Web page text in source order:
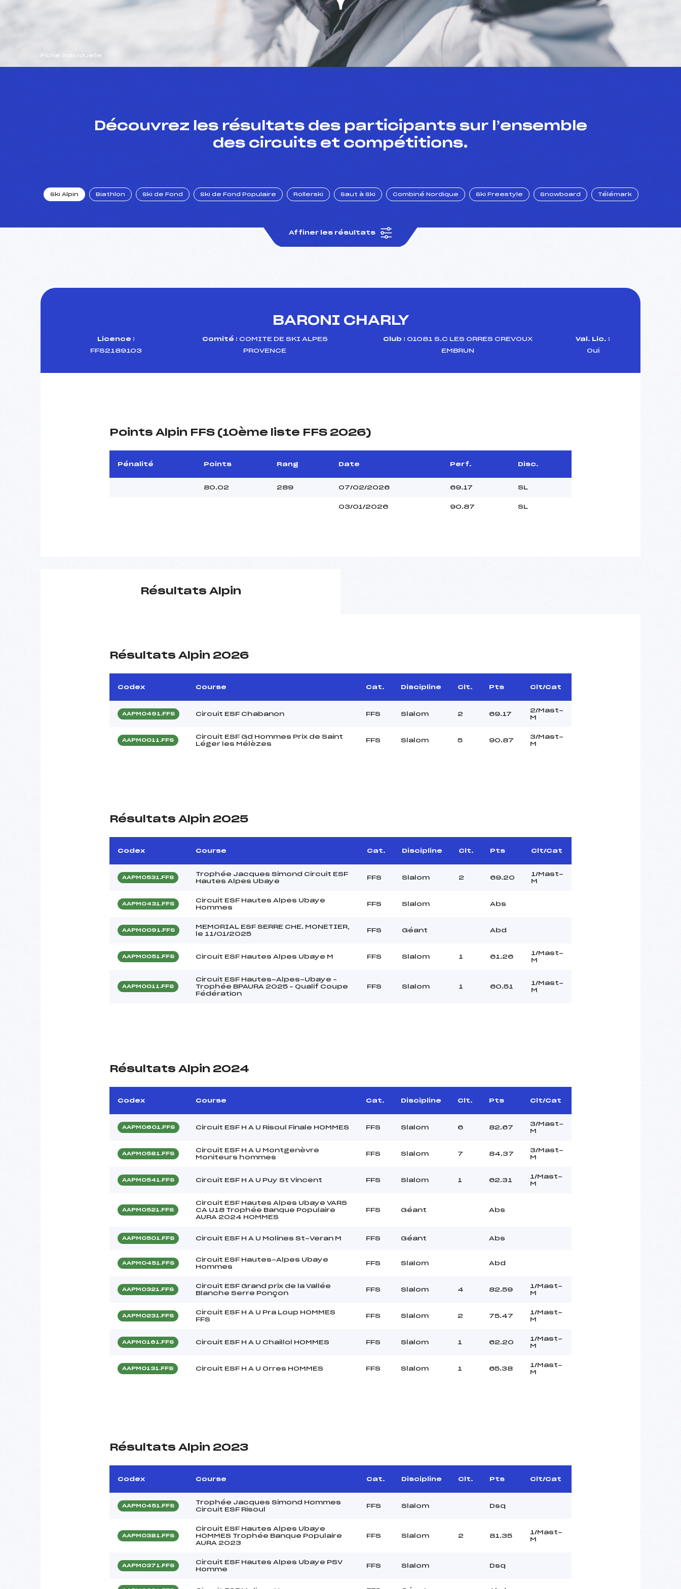
Fiche individuelle
Découvrez les résultats des participants sur l’ensemble
des circuits et compétitions.
Ski Alpin Biathlon Ski de Fond Ski de Fond Populaire Rollerski Saut à Ski Combiné Nordique Ski Freestyle Snowboard Télémark
Affiner les résultats
BARONI CHARLY
Licence :
FFS2189103
Comité : COMITE DE SKI ALPES
PROVENCE
Club : 01081 S.C LES ORRES CREVOUX
EMBRUN
Val. Lic. :
Oui
Points Alpin FFS (10ème liste FFS 2026)
Pénalité Points Rang Date Perf. Disc.
80.02 289 07/02/2026 69.17 SL
03/01/2026 90.87 SL
Résultats Alpin
Résultats Alpin 2026
Codex Course Cat. Discipline Clt. Pts Clt/Cat
AAPM0491.FFS Circuit ESF Chabanon FFS Slalom 2 69.17
2/Mast-
M
AAPM0011.FFS
Circuit ESF Gd Hommes Prix de Saint
Léger les Mélèzes
FFS Slalom 5 90.87
3/Mast-
M
Résultats Alpin 2025
Codex Course Cat. Discipline Clt. Pts Clt/Cat
AAPM0531.FFS
Trophée Jacques Simond Circuit ESF
Hautes Alpes Ubaye
FFS Slalom 2 69.20
1/Mast-
M
AAPM0431.FFS
Circuit ESF Hautes Alpes Ubaye
Hommes
FFS Slalom Abs
AAPM0091.FFS
MEMORIAL ESF SERRE CHE. MONETIER,
le 11/01/2025
FFS Géant Abd
AAPM0051.FFS Circuit ESF Hautes Alpes Ubaye M FFS Slalom 1 61.26
1/Mast-
M
AAPM0011.FFS
Circuit ESF Hautes-Alpes-Ubaye –
Trophée BPAURA 2025 – Qualif Coupe
Fédération
FFS Slalom 1 60.51
1/Mast-
M
Résultats Alpin 2024
Codex Course Cat. Discipline Clt. Pts Clt/Cat
AAPM0601.FFS Circuit ESF H A U Risoul Finale HOMMES FFS Slalom 6 82.67
3/Mast-
M
AAPM0581.FFS
Circuit ESF H A U Montgenèvre
Moniteurs hommes
FFS Slalom 7 84.37
3/Mast-
M
AAPM0541.FFS Circuit ESF H A U Puy St Vincent FFS Slalom 1 62.31
1/Mast-
M
AAPM0521.FFS
Circuit ESF Hautes Alpes Ubaye VARS
CA U18 Trophée Banque Populaire
AURA 2024 HOMMES
FFS Géant Abs
AAPM0501.FFS Circuit ESF H A U Molines St-Veran M FFS Géant Abs
AAPM0451.FFS
Circuit ESF Hautes-Alpes Ubaye
Hommes
FFS Slalom Abd
AAPM0321.FFS
Circuit ESF Grand prix de la Vallée
Blanche Serre Ponçon
FFS Slalom 4 82.59
1/Mast-
M
AAPM0231.FFS
Circuit ESF H A U Pra Loup HOMMES
FFS
FFS Slalom 2 75.47
1/Mast-
M
AAPM0161.FFS Circuit ESF H A U Chaillol HOMMES FFS Slalom 1 62.20
1/Mast-
M
AAPM0131.FFS Circuit ESF H A U Orres HOMMES FFS Slalom 1 65.38
1/Mast-
M
Résultats Alpin 2023
Codex Course Cat. Discipline Clt. Pts Clt/Cat
AAPM0451.FFS
Trophée Jacques Simond Hommes
Circuit ESF Risoul
FFS Slalom Dsq
AAPM0381.FFS
Circuit ESF Hautes Alpes Ubaye
HOMMES Trophée Banque Populaire
AURA 2023
FFS Slalom 2 81.35
1/Mast-
M
AAPM0371.FFS
Circuit ESF Hautes Alpes Ubaye PSV
Homme
FFS Slalom Dsq